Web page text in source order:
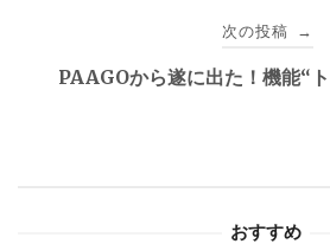
次の投稿 →
PAAGOから遂に出た！機能“
おすすめ